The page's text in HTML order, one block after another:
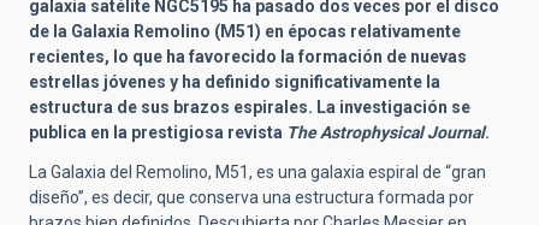
galaxia satélite NGC5195 ha pasado dos veces por el disco
de la Galaxia Remolino (M51) en épocas relativamente
recientes, lo que ha favorecido la formación de nuevas
estrellas jóvenes y ha definido significativamente la
estructura de sus brazos espirales. La investigación se
publica en la prestigiosa revista The Astrophysical Journal.
La Galaxia del Remolino, M51, es una galaxia espiral de “gran
diseño”, es decir, que conserva una estructura formada por